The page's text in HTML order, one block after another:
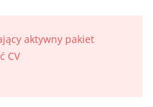
aktywny pakiet
CV